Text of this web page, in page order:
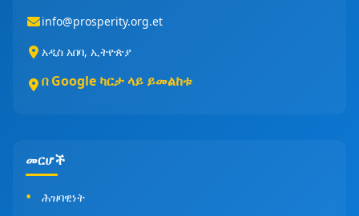
info@prosperity.org.et
አዲስ አበባ, ኢትዮጵያ
በ Google ካርታ ላይ ይመልከቱ
መርሆች
ሕዝባዊነት